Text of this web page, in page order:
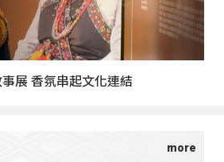
展 香氛串起文化連結